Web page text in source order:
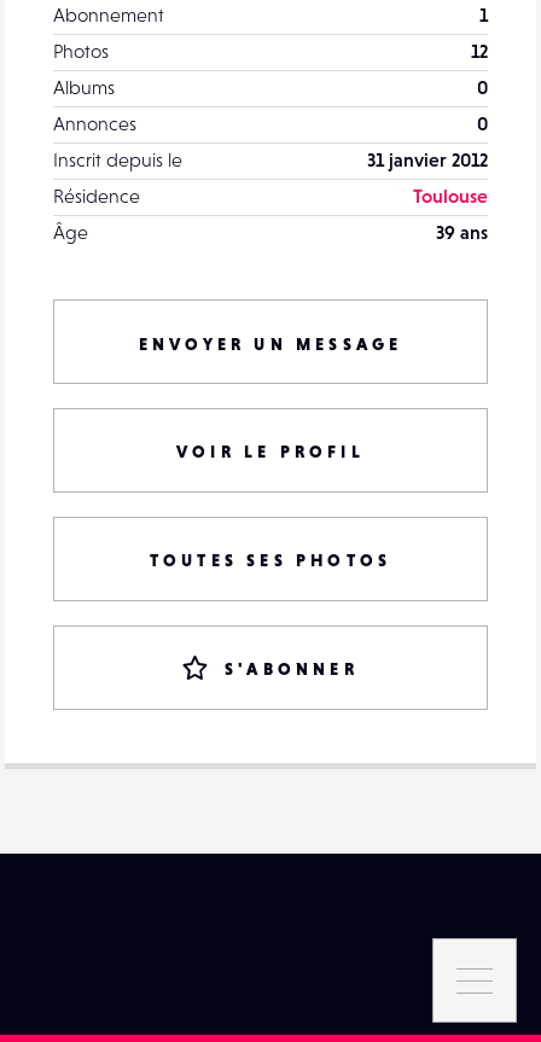
Abonnement
1
Photos
12
Albums
0
Annonces
0
Inscrit depuis le
31 janvier 2012
Résidence
Toulouse
Âge
39 ans
ENVOYER UN MESSAGE
VOIR LE PROFIL
TOUTES SES PHOTOS
S'ABONNER